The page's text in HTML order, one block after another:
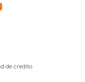
de credito